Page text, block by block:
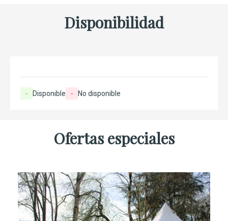
Disponibilidad
- Disponible - No disponible
Ofertas especiales